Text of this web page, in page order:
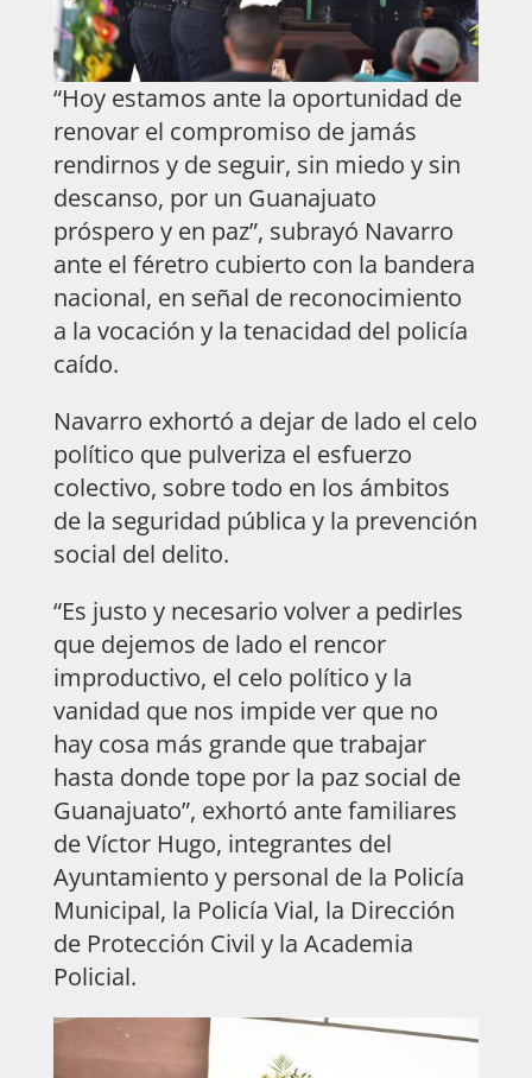
“Hoy estamos ante la oportunidad de
renovar el compromiso de jamás
rendirnos y de seguir, sin miedo y sin
descanso, por un Guanajuato
próspero y en paz”, subrayó Navarro
ante el féretro cubierto con la bandera
nacional, en señal de reconocimiento
a la vocación y la tenacidad del policía
caído.
Navarro exhortó a dejar de lado el celo
político que pulveriza el esfuerzo
colectivo, sobre todo en los ámbitos
de la seguridad pública y la prevención
social del delito.
“Es justo y necesario volver a pedirles
que dejemos de lado el rencor
improductivo, el celo político y la
vanidad que nos impide ver que no
hay cosa más grande que trabajar
hasta donde tope por la paz social de
Guanajuato”, exhortó ante familiares
de Víctor Hugo, integrantes del
Ayuntamiento y personal de la Policía
Municipal, la Policía Vial, la Dirección
de Protección Civil y la Academia
Policial.